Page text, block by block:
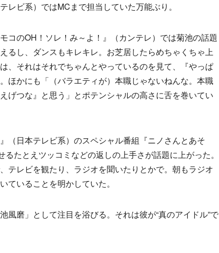
レビ系）ではMCまで担当していた万能ぶり。
コのOH！ソレ！み～よ！』（カンテレ）では菊池の話題
るし、ダンスもキレキレ。お芝居したらめちゃくちゃ上
、それはそれでちゃんとやっているのを見て、『やっぱ
ほかにも「（バラエティが）本職じゃないねんな。本職
げつな』と思う」とポテンシャルの高さに舌を巻いてい
（日本テレビ系）のスペシャル番組『ニノさんとあそ
たとえツッコミなどの返しの上手さが話題に上がった。
テレビを観たり、ラジオを聞いたりとかで。朝もラジオ
ていることを明かしていた。
磨」として注目を浴びる。それは彼が“真のアイドル”で